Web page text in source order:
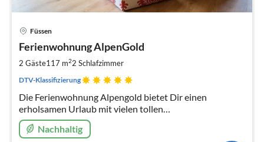
Füssen
Ferienwohnung AlpenGold
2 Gäste117 m22 Schlafzimmer
DTV-Klassifizierung
Die Ferienwohnung Alpengold bietet Dir einen
erholsamen Urlaub mit vielen tollen
Urlaubsimpressionen.
Nachhaltig